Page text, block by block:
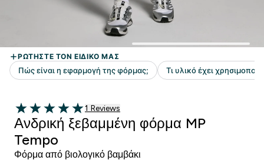
5 out of 5 stars
1 customer reviews
1 Reviews
Ανδρική ξεβαμμένη φόρμα MP
Tempo
Φόρμα από βιολογικό βαμβάκι